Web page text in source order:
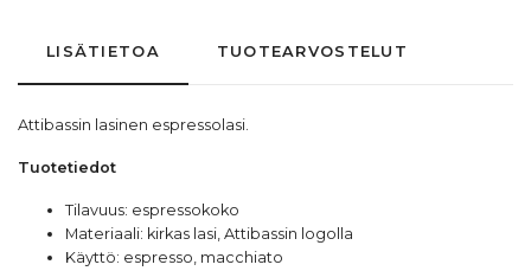
LISÄTIETOA TUOTEARVOSTELUT
Attibassin lasinen espressolasi.
Tuotetiedot
Tilavuus: espressokoko
Materiaali: kirkas lasi, Attibassin logolla
Käyttö: espresso, macchiato